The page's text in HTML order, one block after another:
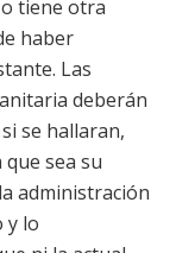
tiene otra
haber
Las
deberán
se hallaran,
sea su
administración
y lo